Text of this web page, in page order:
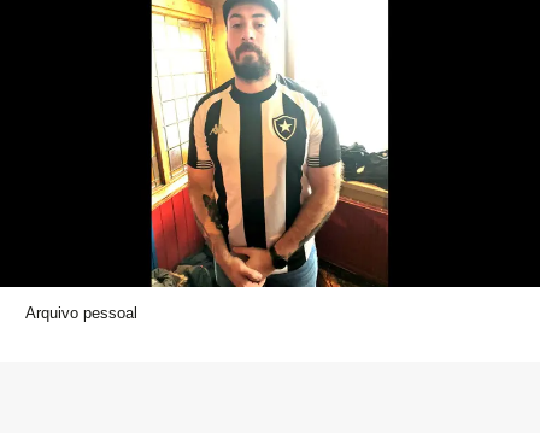
Arquivo pessoal